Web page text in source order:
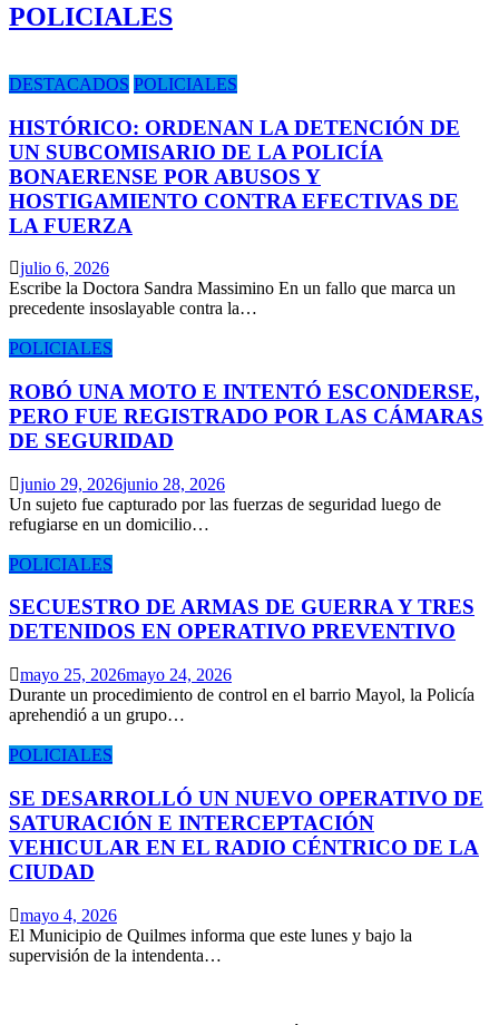
POLICIALES
DESTACADOS POLICIALES
HISTÓRICO: ORDENAN LA DETENCIÓN DE
UN SUBCOMISARIO DE LA POLICÍA
BONAERENSE POR ABUSOS Y
HOSTIGAMIENTO CONTRA EFECTIVAS DE
LA FUERZA
julio 6, 2026
Escribe la Doctora Sandra Massimino En un fallo que marca un
precedente insoslayable contra la…
POLICIALES
ROBÓ UNA MOTO E INTENTÓ ESCONDERSE,
PERO FUE REGISTRADO POR LAS CÁMARAS
DE SEGURIDAD
junio 29, 2026junio 28, 2026
Un sujeto fue capturado por las fuerzas de seguridad luego de
refugiarse en un domicilio…
POLICIALES
SECUESTRO DE ARMAS DE GUERRA Y TRES
DETENIDOS EN OPERATIVO PREVENTIVO
mayo 25, 2026mayo 24, 2026
Durante un procedimiento de control en el barrio Mayol, la Policía
aprehendió a un grupo…
POLICIALES
SE DESARROLLÓ UN NUEVO OPERATIVO DE
SATURACIÓN E INTERCEPTACIÓN
VEHICULAR EN EL RADIO CÉNTRICO DE LA
CIUDAD
mayo 4, 2026
El Municipio de Quilmes informa que este lunes y bajo la
supervisión de la intendenta…